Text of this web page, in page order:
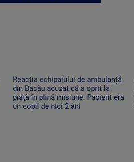
Reacția echipajului de ambulanță
din Bacău acuzat că a oprit la
piață în plină misiune. Pacient era
un copil de nici 2 ani